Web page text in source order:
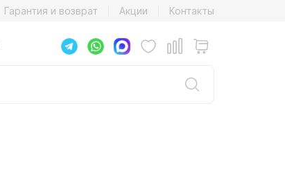
Гарантия и возврат Акции Контакты